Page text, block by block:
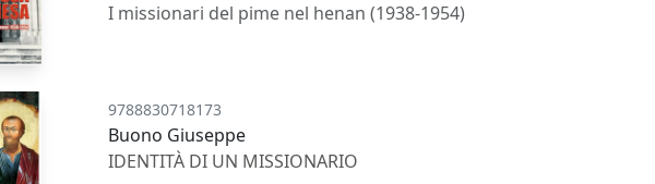
I missionari del pime nel henan (1938-1954)
9788830718173
Buono Giuseppe
IDENTITÀ DI UN MISSIONARIO